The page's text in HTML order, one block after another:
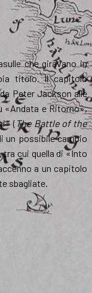
che giravano in
titolo. Il capitolo
Peter Jackson alle
«Andata e Ritorno»,
( The Battle of the
un possibile cambio
cui quella di «Into
a un capitolo
sbagliate.